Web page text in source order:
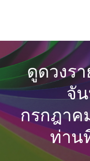
ดูดวงร
จั
กรกฎาค
ท่าน